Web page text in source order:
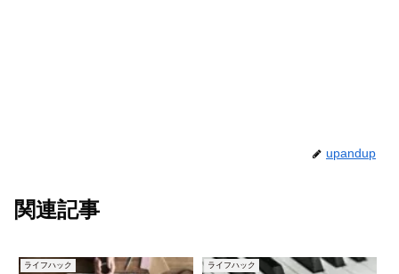
upandup
関連記事
ライフハック ライフハック